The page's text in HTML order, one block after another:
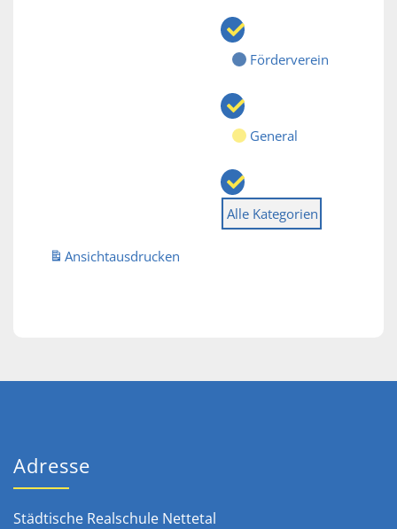
Förderverein
General
Alle Kategorien
Ansichtausdrucken
Adresse
Städtische Realschule Nettetal